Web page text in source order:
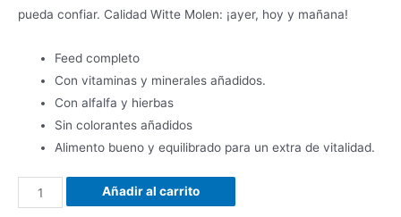
pueda confiar. Calidad Witte Molen: ¡ayer, hoy y mañana!
Feed completo
Con vitaminas y minerales añadidos.
Con alfalfa y hierbas
Sin colorantes añadidos
Alimento bueno y equilibrado para un extra de vitalidad.
Añadir al carrito